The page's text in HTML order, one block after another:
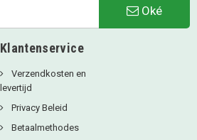
Oké
Klantenservice
Verzendkosten en
levertijd
Privacy Beleid
Betaalmethodes